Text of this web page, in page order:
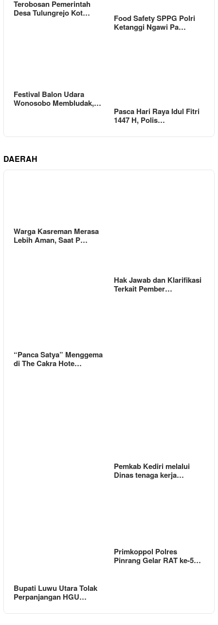
Terobosan Pemerintah
Desa Tulungrejo Kot…
Food Safety SPPG Polri
Ketanggi Ngawi Pa…
Festival Balon Udara
Wonosobo Membludak,…
Pasca Hari Raya Idul Fitri
1447 H, Polis…
DAERAH
Warga Kasreman Merasa
Lebih Aman, Saat P…
Hak Jawab dan Klarifikasi
Terkait Pember…
“Panca Satya” Menggema
di The Cakra Hote…
Pemkab Kediri melalui
Dinas tenaga kerja…
Bupati Luwu Utara Tolak
Perpanjangan HGU…
Primkoppol Polres
Pinrang Gelar RAT ke-5…